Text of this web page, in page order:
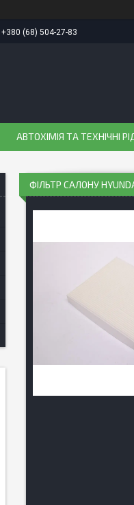
+380 (68) 504-27-83
АВТОХІМІЯ ТА ТЕХНІЧНІ
ФІЛЬТР САЛОНУ